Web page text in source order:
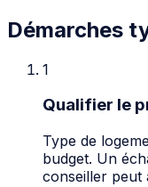
Démarches
1
Qualifier le
Type de
budget. Un
conseiller peut